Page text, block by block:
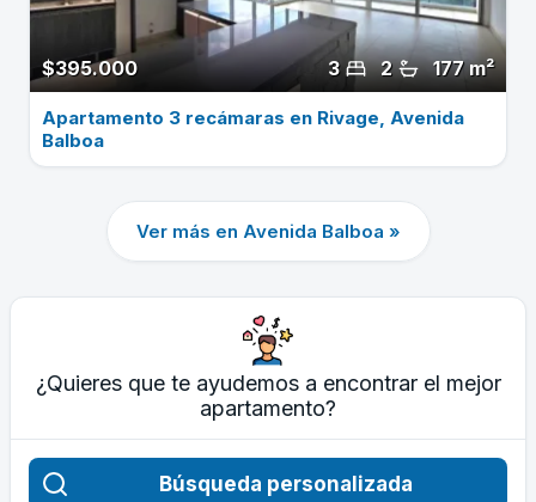
$395.000 177 m²
2
3
Apartamento 3 recámaras en Rivage, Avenida
Balboa
Ver más en Avenida Balboa »
¿Quieres que te ayudemos a encontrar el mejor
apartamento?
Búsqueda personalizada